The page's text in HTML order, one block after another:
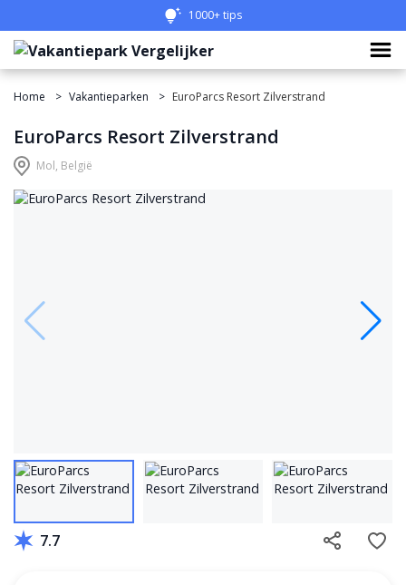
1000+ tips
Home Vakantieparken EuroParcs Resort Zilverstrand
EuroParcs Resort Zilverstrand
Mol, België
7.7